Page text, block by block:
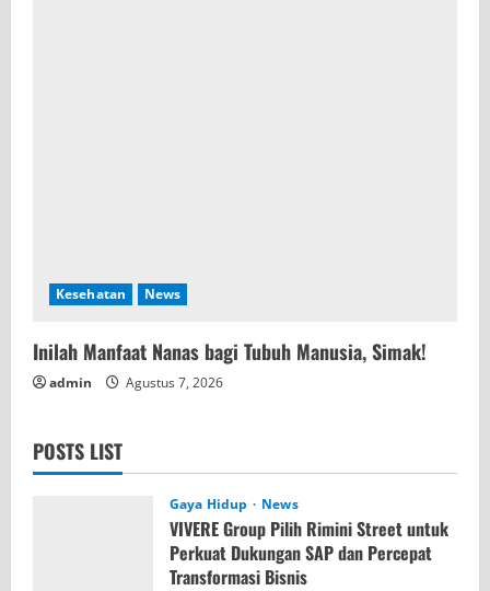
Kesehatan News
Inilah Manfaat Nanas bagi Tubuh Manusia, Simak!
admin Agustus 7, 2026
POSTS LIST
Gaya Hidup News
VIVERE Group Pilih Rimini Street untuk
Perkuat Dukungan SAP dan Percepat
Transformasi Bisnis